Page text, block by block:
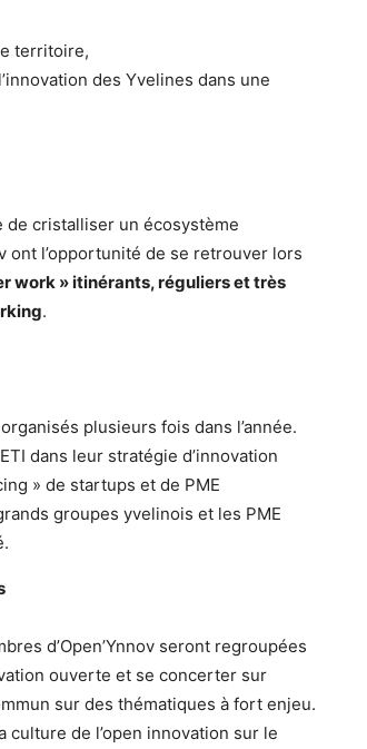
territoire,
des Yvelines dans une
cristalliser un écosystème
ont l’opportunité de se retrouver lors
work » itinérants, réguliers et très
.
plusieurs fois dans l’année.
dans leur stratégie d’innovation
» de startups et de PME
groupes yvelinois et les PME
d’Open’Ynnov seront regroupées
ouverte et se concerter sur
sur des thématiques à fort enjeu.
culture de l’open innovation sur le